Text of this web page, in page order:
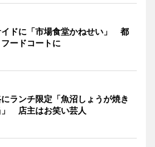
イドに「市場食堂かねせい」 都
ードコートに
ランチ限定「魚沼しょうが焼き
」 店主はお笑い芸人